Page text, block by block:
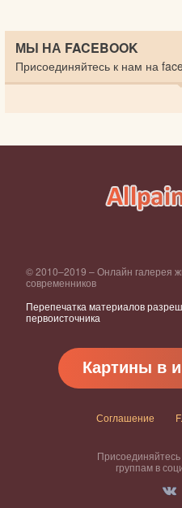
МЫ НА FACEBOOK
Присоединяйтесь к нам на
© 2010–2019 – Онлайн галерея
современников
Перепечатка материалов
первоисточника
Картины в
Соглашение
группам в